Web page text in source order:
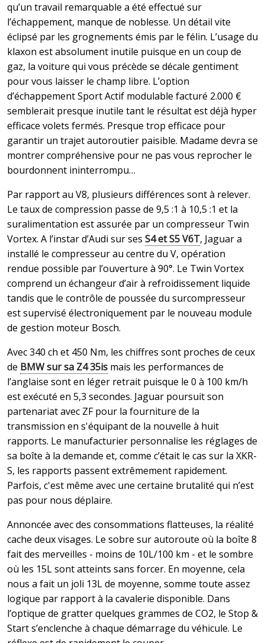
qu’un travail remarquable a été effectué sur
l’échappement, manque de noblesse. Un détail vite
éclipsé par les grognements émis par le félin. L’usage du
klaxon est absolument inutile puisque en un coup de
gaz, la voiture qui vous précède se décale gentiment
pour vous laisser le champ libre. L’option
d’échappement Sport Actif modulable facturé 2.000 €
semblerait presque inutile tant le résultat est déjà hyper
efficace volets fermés. Presque trop efficace pour
garantir un trajet autoroutier paisible. Madame devra se
montrer compréhensive pour ne pas vous reprocher le
bourdonnent ininterrompu…
Par rapport au V8, plusieurs différences sont à relever.
Le taux de compression passe de 9,5 :1 à 10,5 :1 et la
suralimentation est assurée par un compresseur Twin
Vortex. A l’instar d’Audi sur ses S4 et S5 V6T, Jaguar a
installé le compresseur au centre du V, opération
rendue possible par l’ouverture à 90°. Le Twin Vortex
comprend un échangeur d’air à refroidissement liquide
tandis que le contrôle de poussée du surcompresseur
est supervisé électroniquement par le nouveau module
de gestion moteur Bosch.
Avec 340 ch et 450 Nm, les chiffres sont proches de ceux
de BMW sur sa Z4 35is mais les performances de
l’anglaise sont en léger retrait puisque le 0 à 100 km/h
est exécuté en 5,3 secondes. Jaguar poursuit son
partenariat avec ZF pour la fourniture de la
transmission en s'équipant de la nouvelle à huit
rapports. Le manufacturier personnalise les réglages de
sa boîte à la demande et, comme c’était le cas sur la XKR-
S, les rapports passent extrêmement rapidement.
Parfois, c'est même avec une certaine brutalité qui n’est
pas pour nous déplaire.
Annoncée avec des consommations flatteuses, la réalité
cache deux visages. Le sobre sur autoroute où la boîte 8
fait des merveilles - moins de 10L/100 km - et le sombre
où les 15L sont atteints sans forcer. En moyenne, cela
nous a fait un joli 13L de moyenne, somme toute assez
logique par rapport à la cavalerie disponible. Dans
l’optique de gratter quelques grammes de CO2, le Stop &
Start s’enclenche à chaque démarrage du véhicule. Le